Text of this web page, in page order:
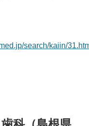
search/kaiin/